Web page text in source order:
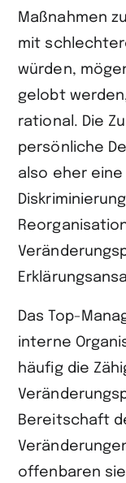
Maßnahmen
mit
würden,
gelobt
rational. Die
persönliche
also eher
Das Top-
interne
häufig die
Bereitschaft
offenbaren